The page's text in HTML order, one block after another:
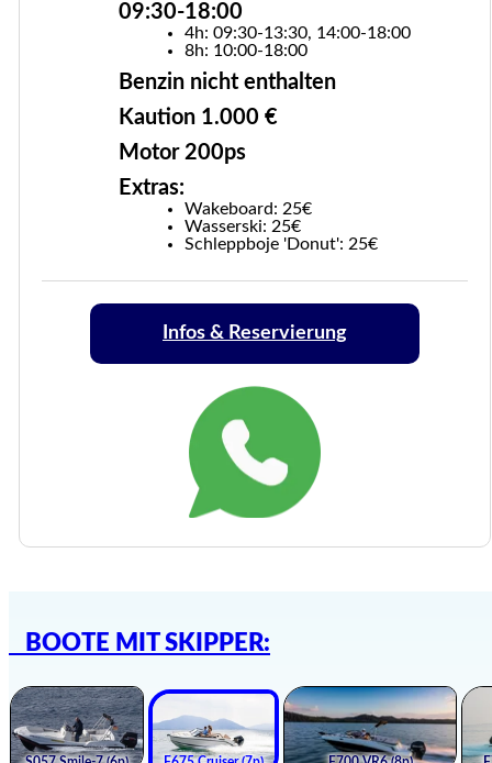
09:30-18:00
4h: 09:30-13:30, 14:00-18:00
8h: 10:00-18:00
Benzin nicht enthalten
Kaution 1.000 €
Motor 200ps
Extras:
Wakeboard: 25€
Wasserski: 25€
Schleppboje 'Donut': 25€
Infos & Reservierung
BOOTE MIT SKIPPER: